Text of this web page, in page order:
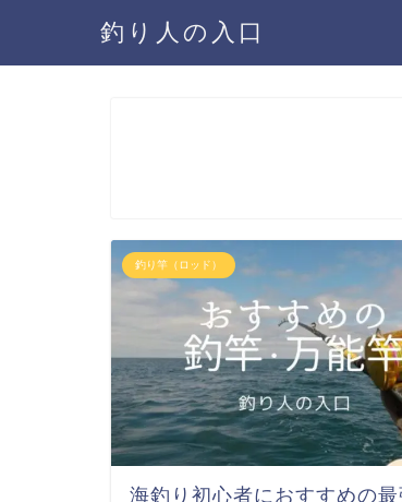
釣り人の入口
釣り竿（ロッド）
海釣り初心者におすすめの